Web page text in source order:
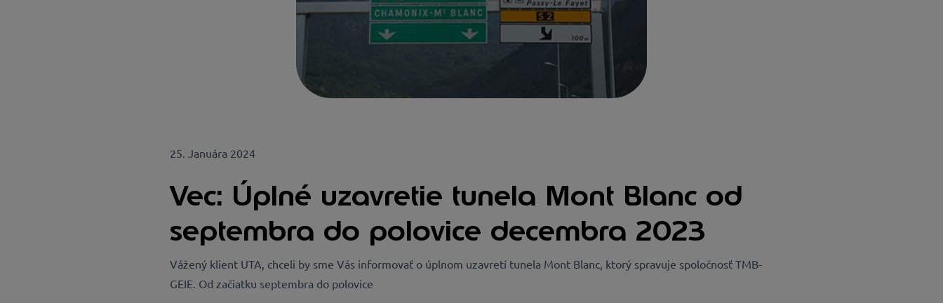
25. Januára 2024
Vec: Úplné uzavretie tunela Mont Blanc od
septembra do polovice decembra 2023
Vážený klient UTA, chceli by sme Vás informovať o úplnom uzavretí tunela Mont Blanc, ktorý spravuje spoločnosť TMB-
GEIE. Od začiatku septembra do polovice